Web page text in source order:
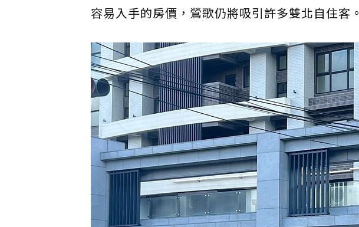
容易入手的房價，鶯歌仍將吸引許多雙北自住客。